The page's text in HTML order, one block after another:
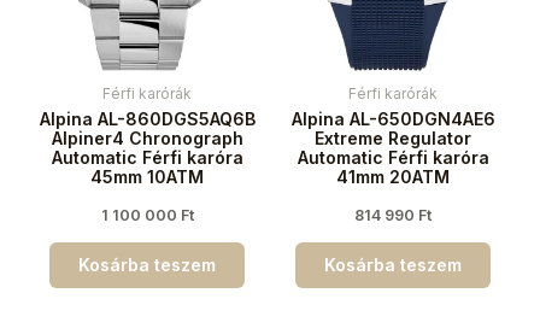
Férfi karórák
Alpina AL-860DGS5AQ6B
Alpiner4 Chronograph
Automatic Férfi karóra
45mm 10ATM
1 100 000 Ft
Kosárba teszem
Férfi karórák
Alpina AL-650DGN4AE6
Extreme Regulator
Automatic Férfi karóra
41mm 20ATM
814 990 Ft
Kosárba teszem